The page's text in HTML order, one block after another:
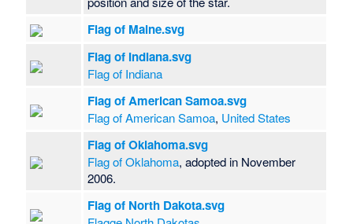
Flag of Maine.svg
Flag of Indiana.svg
Flag of Indiana
Flag of American Samoa.svg
Flag of American Samoa, United States
Flag of Oklahoma.svg
Flag of Oklahoma, adopted in November
2006.
Flag of North Dakota.svg